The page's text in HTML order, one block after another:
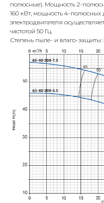
полюсные). Мощность 2-
160 кВт, мощность 4-полюсных
электродвигателя
частотой 50 Гц.
Степень пыле- и влаго-защиты: